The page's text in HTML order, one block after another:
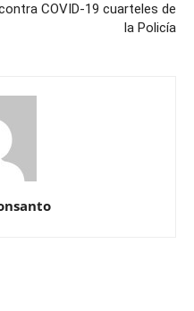
COVID-19 cuarteles de
la Policía